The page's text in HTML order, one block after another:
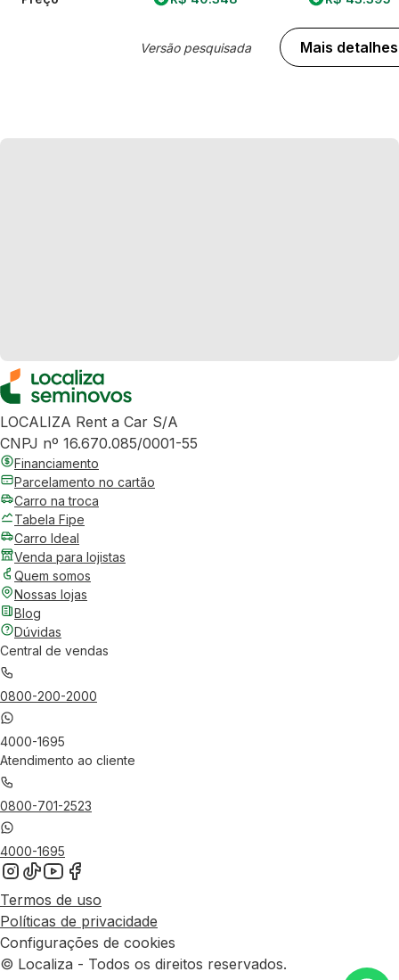
Versão pesquisada Mais detalhes
LOCALIZA Rent a Car S/A
CNPJ nº 16.670.085/0001-55
Financiamento
Parcelamento no cartão
Carro na troca
Tabela Fipe
Carro Ideal
Venda para lojistas
Quem somos
Nossas lojas
Blog
Dúvidas
Central de vendas
0800-200-2000
4000-1695
Atendimento ao cliente
0800-701-2523
4000-1695
Termos de uso
Políticas de privacidade
Configurações de cookies
© Localiza - Todos os direitos reservados.